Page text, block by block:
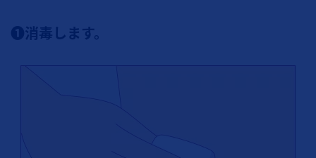
❶消毒します。